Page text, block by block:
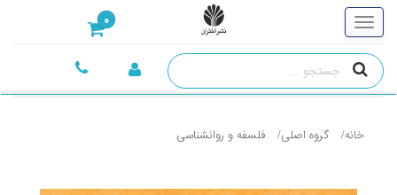
0
خانه گروه اصلی فلسفه و روانشناسی